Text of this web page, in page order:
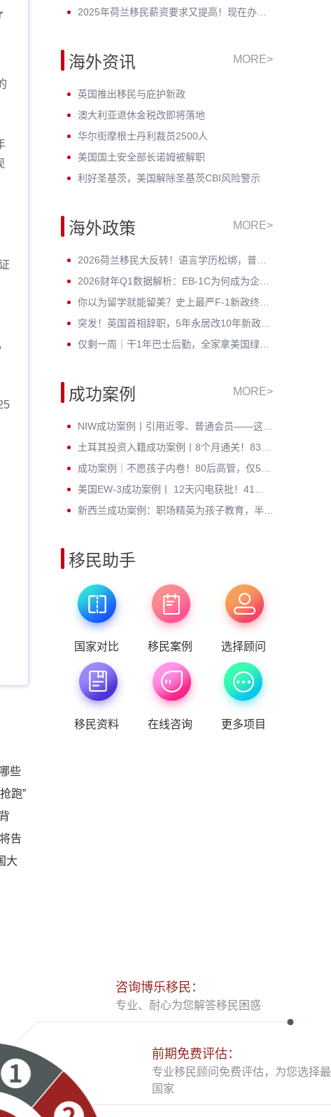
些
跑”
告
大
海外资讯 MORE>
英国推出移民与庇护新政
澳大利亚退休金税改即将落地
华尔街摩根士丹利裁员2500人
美国国土安全部长诺姆被解职
利好圣基茨，美国解除圣基茨CBI风险警示
海外政策 MORE>
成功案例 MORE>
移民助手
国家对比 移民案例 选择顾问
移民资料 在线咨询 更多项目
咨询博乐移民：
专业、耐心为您解答移民困惑
前期免费评估：
专业移民顾问免费评估，为您选择
国家